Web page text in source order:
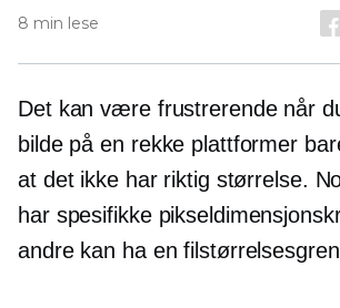
8 min lese
Det kan være frustrerende når
bilde på en rekke plattformer
at det ikke har riktig størrelse.
har spesifikke
andre kan ha en